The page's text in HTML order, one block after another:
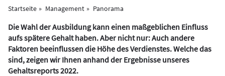
Startseite Management Panorama
Die Wahl der Ausbildung kann einen maßgeblichen Einfluss
aufs spätere Gehalt haben. Aber nicht nur: Auch andere
Faktoren beeinflussen die Höhe des Verdienstes. Welche das
sind, zeigen wir Ihnen anhand der Ergebnisse unseres
Gehaltsreports 2022.